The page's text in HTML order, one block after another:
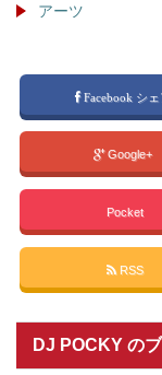
アーツ
Facebook シェ
Google+
Pocket
RSS
DJ POCKY の